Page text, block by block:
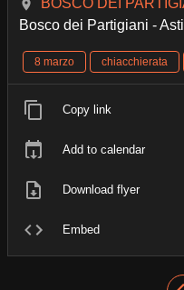
BOSCO DEI
Bosco dei Partigiani - Asti
8 marzo chiacchierata
Copy link
Add to calendar
Download flyer
Embed